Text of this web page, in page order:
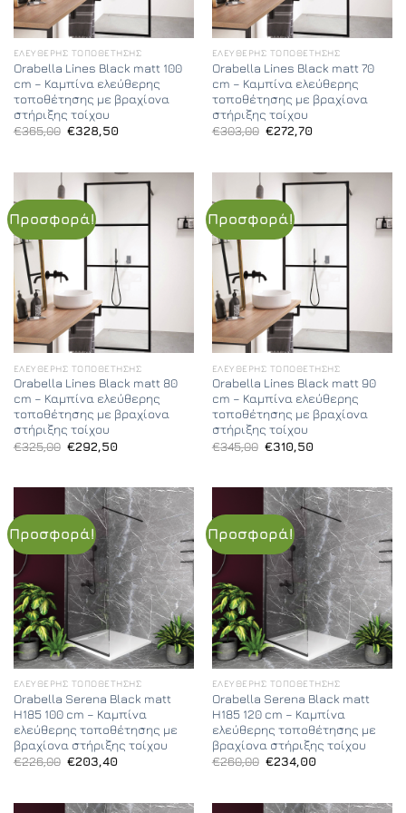
ΕΛΕΎΘΕΡΗΣ ΤΟΠΟΘΈΤΗΣΗΣ
Orabella Lines Black matt 100
cm – Καμπίνα ελεύθερης
τοποθέτησης με βραχίονα
στήριξης τοίχου
€365,00 Original
€328,50Η
€328,50.
ΕΛΕΎΘΕΡΗΣ ΤΟΠΟΘΈΤΗΣΗΣ
Orabella Lines Black matt 70
cm – Καμπίνα ελεύθερης
τοποθέτησης με βραχίονα
στήριξης τοίχου
€303,00 Original
€272,70Η
€272,70.
Προσφορά!
ΕΛΕΎΘΕΡΗΣ ΤΟΠΟΘΈΤΗΣΗΣ
Orabella Lines Black matt 80
cm – Καμπίνα ελεύθερης
τοποθέτησης με βραχίονα
στήριξης τοίχου
€325,00 Original
€292,50Η
€292,50.
Προσφορά!
ΕΛΕΎΘΕΡΗΣ ΤΟΠΟΘΈΤΗΣΗΣ
Orabella Lines Black matt 90
cm – Καμπίνα ελεύθερης
τοποθέτησης με βραχίονα
στήριξης τοίχου
€345,00 Original
€310,50Η
€310,50.
Προσφορά!
ΕΛΕΎΘΕΡΗΣ ΤΟΠΟΘΈΤΗΣΗΣ
Orabella Serena Black matt
H185 100 cm – Καμπίνα
ελεύθερης τοποθέτησης με
βραχίονα στήριξης τοίχου
€226,00 Original
€203,40Η
€203,40.
Προσφορά!
ΕΛΕΎΘΕΡΗΣ ΤΟΠΟΘΈΤΗΣΗΣ
Orabella Serena Black matt
H185 120 cm – Καμπίνα
ελεύθερης τοποθέτησης με
βραχίονα στήριξης τοίχου
€260,00 Original
€234,00Η
€234,00.